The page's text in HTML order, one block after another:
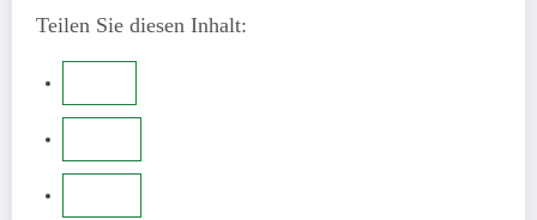
Teilen Sie diesen Inhalt: